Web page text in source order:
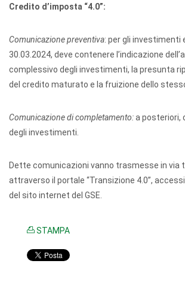
Credito d’imposta “4.0”:
Comunicazione preventiva: per gli investimenti
30.03.2024, deve contenere l’indicazione
complessivo degli investimenti, la presunta
del credito maturato e la fruizione dello
Comunicazione di completamento:a posteriori,
degli investimenti.
Dette comunicazioni vanno trasmesse in via
attraverso il portale “Transizione 4.0”,
del sito internet del GSE.
STAMPA